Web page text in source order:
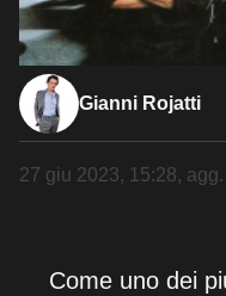
Gianni Rojatti
27 giu 2023, 15:28,
Come uno dei